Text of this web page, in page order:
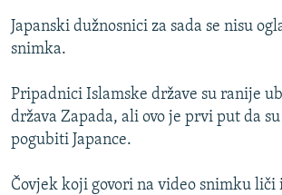
POPLAVE I KLIZIŠTA U BIH 2024.
TV LIBERTY
POST SCRIPTUM
MOJA EVROPA
TRI DECENIJE OD RATA U BIH
SVE KARTE DEJTONA
Sve RFE/RL stranice
Japanski dužnosnici za sada se nisu
snimka.
Pripadnici Islamske države su ranije
država Zapada, ali ovo je prvi put da
pogubiti Japance.
Čovjek koji govori na video snimku liči